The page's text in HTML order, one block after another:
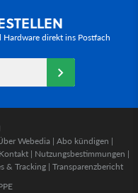
direkt ins Postfach
Webedia | Abo kündigen |
Kontakt | Nutzungsbestimmungen |
& Tracking | Transparenzbericht